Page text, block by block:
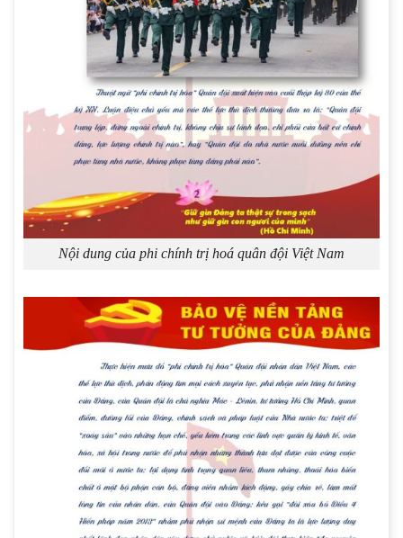
Nội dung của phi chính trị hoá quân đội Việt Nam